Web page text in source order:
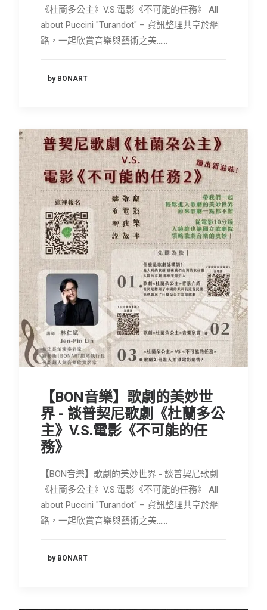
《杜蘭多公主》V.S.電影《不可能的任務》 All
about Puccini "Turandot" – 資訊整理共享於網
路，一起欣賞音樂與藝術之美……
by BONART
【BON音樂】歌劇的美妙世
界 - 談普契尼歌劇《杜蘭多公
主》V.S.電影《不可能的任
務》
【BON音樂】歌劇的美妙世界 - 談普契尼歌劇
《杜蘭多公主》V.S.電影《不可能的任務》 All
about Puccini "Turandot" – 資訊整理共享於網
路，一起欣賞音樂與藝術之美……
by BONART